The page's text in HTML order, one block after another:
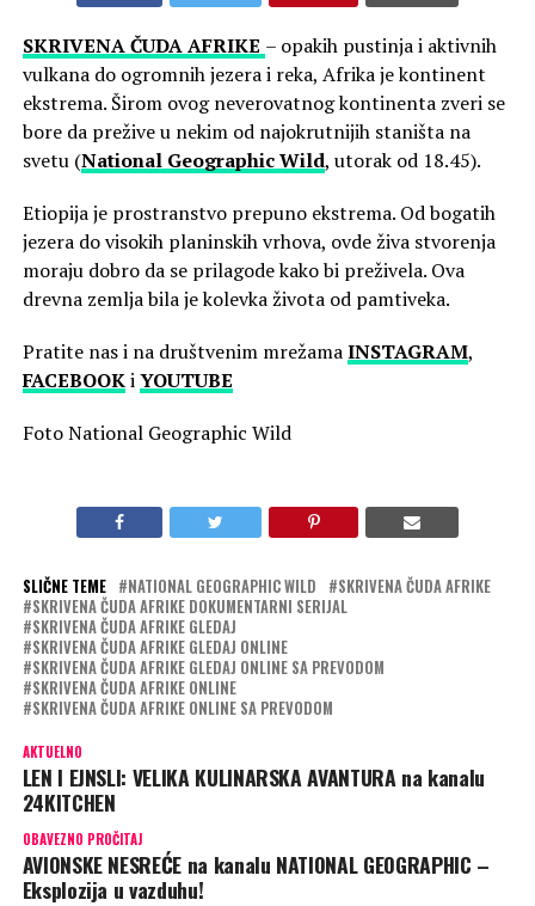
SKRIVENA ČUDA AFRIKE – opakih pustinja i aktivnih
vulkana do ogromnih jezera i reka, Afrika je kontinent
ekstrema. Širom ovog neverovatnog kontinenta zveri se
bore da prežive u nekim od najokrutnijih staništa na
svetu (National Geographic Wild, utorak od 18.45).
Etiopija je prostranstvo prepuno ekstrema. Od bogatih
jezera do visokih planinskih vrhova, ovde živa stvorenja
moraju dobro da se prilagode kako bi preživela. Ova
drevna zemlja bila je kolevka života od pamtiveka.
Pratite nas i na društvenim mrežamaINSTAGRAM,
FACEBOOKiYOUTUBE
Foto National Geographic Wild
SLIČNE TEME NATIONAL GEOGRAPHIC WILD
SKRIVENA ČUDA AFRIKE
SKRIVENA ČUDA AFRIKE DOKUMENTARNI SERIJAL
SKRIVENA ČUDA AFRIKE GLEDAJ
SKRIVENA ČUDA AFRIKE GLEDAJ ONLINE
SKRIVENA ČUDA AFRIKE GLEDAJ ONLINE SA PREVODOM
SKRIVENA ČUDA AFRIKE ONLINE
SKRIVENA ČUDA AFRIKE ONLINE SA PREVODOM
AKTUELNO
LEN I EJNSLI: VELIKA KULINARSKA AVANTURA na kanalu
24KITCHEN
OBAVEZNO PROČITAJ
AVIONSKE NESREĆE na kanalu NATIONAL GEOGRAPHIC –
Eksplozija u vazduhu!